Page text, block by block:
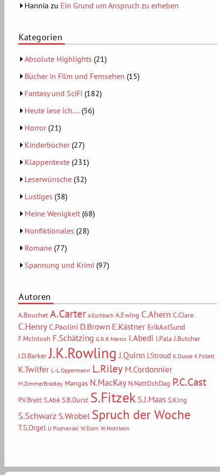
Hannia zu Ein Grund um Anspruch zu erheben
Kategorien
Absolute Highlights (21)
Bücher in Film und Fernsehen (15)
Fantasy und SciFi (182)
Heute lese ich….(56)
Horror(21)
Kinderbücher(27)
Klappentexte (231)
Leserwünsche (32)
Lustiges (38)
Meine Wenigkeit (68)
Nonfiktionales (28)
Romane (77)
Spannung und Krimi (97)
Autoren
A.Bouchet A.Carter A.Eschbach A.Ewing C.Ahern C.Clare
C.Henry C.Paolini D.Brown E.Kästner ErikAxlSund
F.McIntosh F.Schätzing G.R.R.Martin I.Abedi I.Pala J.Butcher
J.D.Barker J.K.Rowling J.Quinn J.Stroud K.Dusse K.Follett
K.Twilfer L.-L.Oppermann L.Riley M.Cordonnier
M.ZimmerBradley Mangas N.MacKay N.NattOchDag P.C.Cast
P.V.Brett S.Abé S.B.Durst S.Fitzek S.J.Maas S.King
S.Schwarz S.Wrobel Spruch der Woche
T.S.Orgel U.Poznanski W.Dorn W.Hohlbein